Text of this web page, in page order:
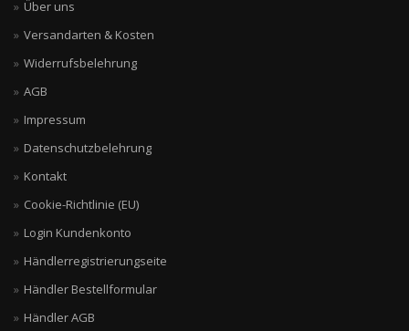
Über uns
Versandarten & Kosten
Widerrufsbelehrung
AGB
Impressum
Datenschutzbelehrung
Kontakt
Cookie-Richtlinie (EU)
Login Kundenkonto
Händlerregistrierungseite
Händler Bestellformular
Händler AGB